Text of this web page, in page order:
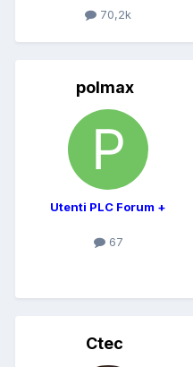
70,2k
polmax
Utenti PLC Forum +
67
Ctec